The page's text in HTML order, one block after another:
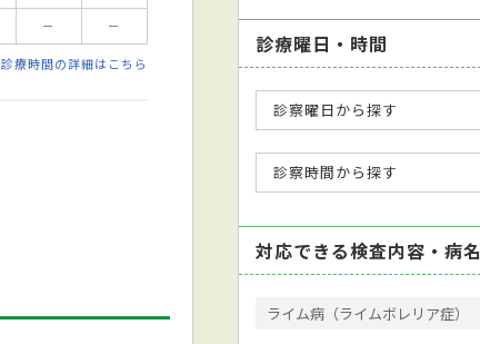
－ －
診療時間の詳細はこちら
診療曜日・時間
診察曜日から探す
診察時間から探す
対応できる検査内容・病名
ライム病（ライムボレリア症）